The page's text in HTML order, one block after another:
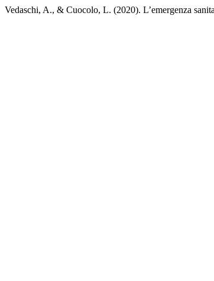
Vedaschi, A., & Cuocolo, L. (2020). L’emergenza